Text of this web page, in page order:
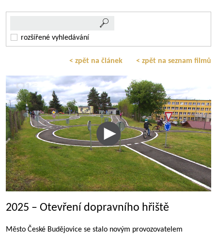
rozšířené vyhledávání
< zpět na článek < zpět na seznam filmů
2025 – Otevření dopravního hřiště
Město České Budějovice se stalo novým provozovatelem